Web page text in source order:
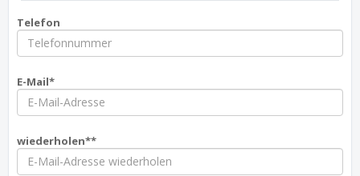
Telefon
E-Mail*
wiederholen**